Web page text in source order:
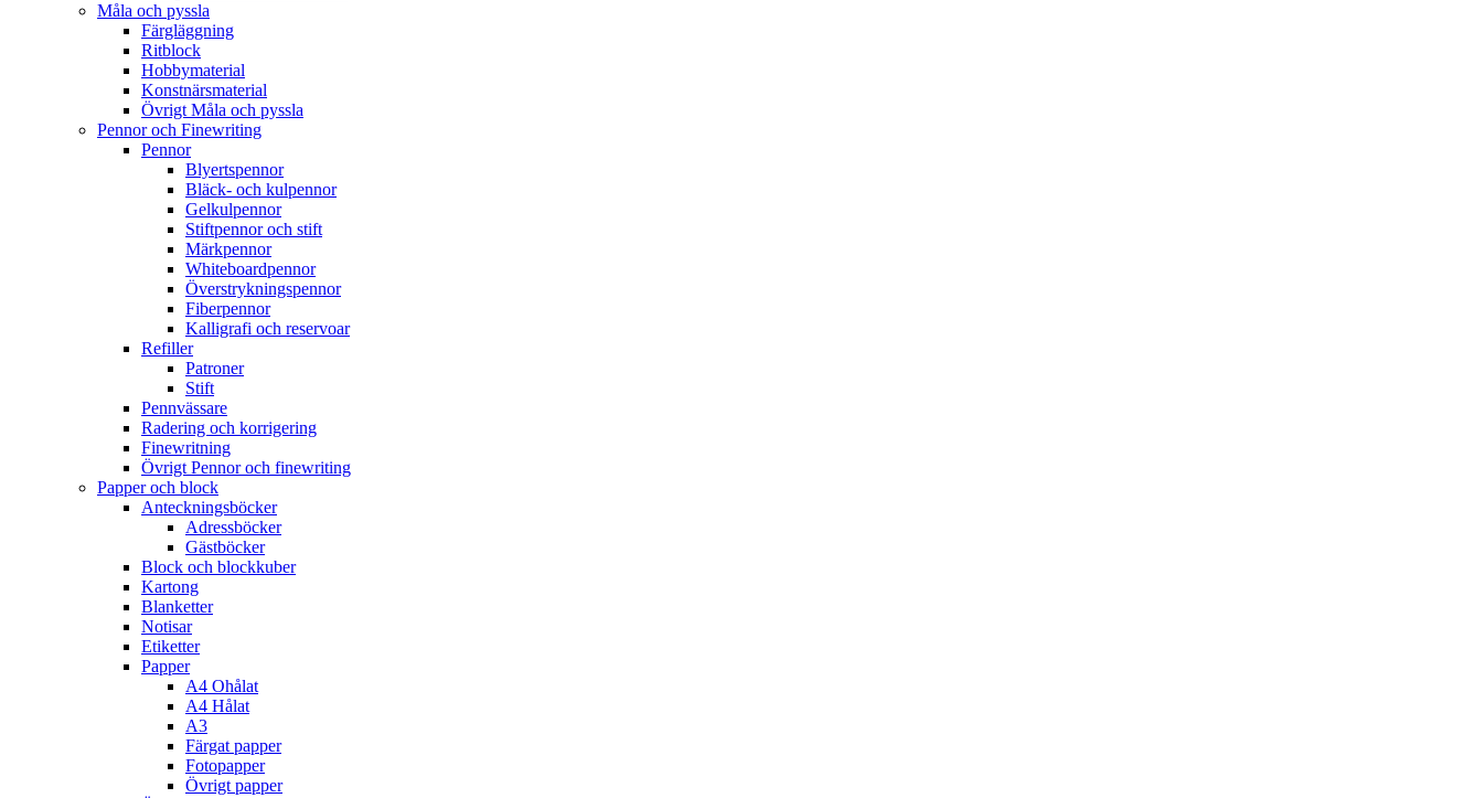
Måla och pyssla
Färgläggning
Ritblock
Hobbymaterial
Konstnärsmaterial
Övrigt Måla och pyssla
Pennor och Finewriting
Pennor
Blyertspennor
Bläck- och kulpennor
Gelkulpennor
Stiftpennor och stift
Märkpennor
Whiteboardpennor
Överstrykningspennor
Fiberpennor
Kalligrafi och reservoar
Refiller
Patroner
Stift
Pennvässare
Radering och korrigering
Finewritning
Övrigt Pennor och finewriting
Papper och block
Anteckningsböcker
Adressböcker
Gästböcker
Block och blockkuber
Kartong
Blanketter
Notisar
Etiketter
Papper
A4 Ohålat
A4 Hålat
A3
Färgat papper
Fotopapper
Övrigt papper